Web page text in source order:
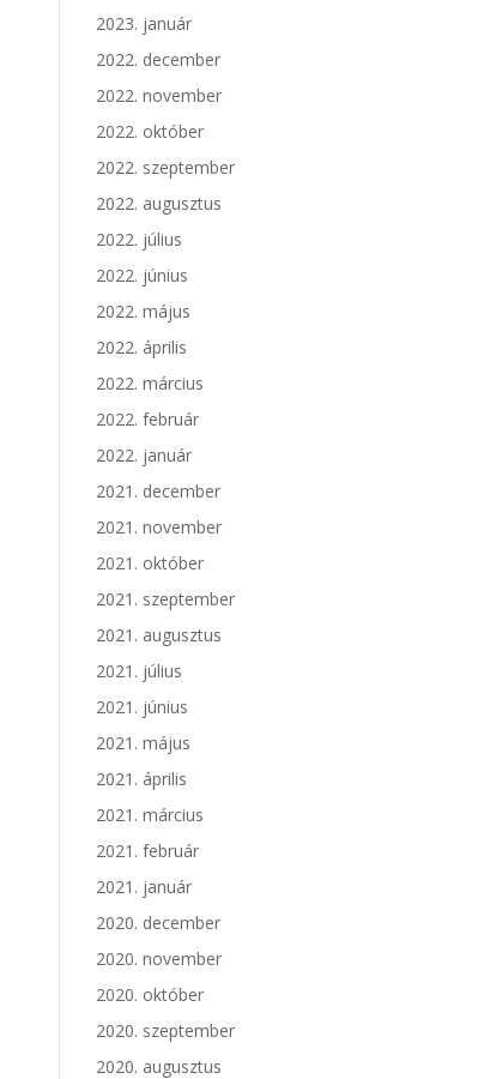
2023. január
2022. december
2022. november
2022. október
2022. szeptember
2022. augusztus
2022. július
2022. június
2022. május
2022. április
2022. március
2022. február
2022. január
2021. december
2021. november
2021. október
2021. szeptember
2021. augusztus
2021. július
2021. június
2021. május
2021. április
2021. március
2021. február
2021. január
2020. december
2020. november
2020. október
2020. szeptember
2020. augusztus